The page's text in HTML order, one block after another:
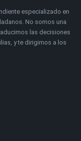
especializado en
No somos una
las decisiones
y te dirigimos a los